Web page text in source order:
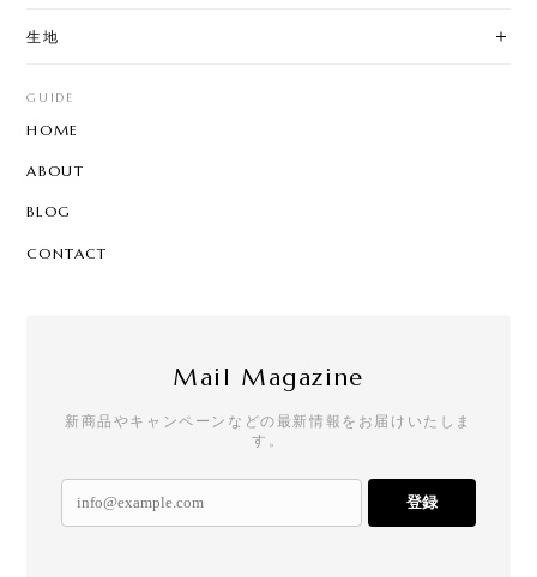
生地
GUIDE
HOME
ABOUT
BLOG
CONTACT
Mail Magazine
新商品やキャンペーンなどの最新情報をお届けいたしま
す。
登録